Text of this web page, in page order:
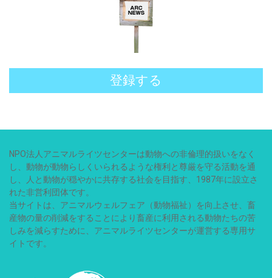
登録する
NPO法人アニマルライツセンターは動物への非倫理的扱いをなく
し、動物が動物らしくいられるような権利と尊厳を守る活動を通
し、人と動物が穏やかに共存する社会を目指す、1987年に設立さ
れた非営利団体です。
当サイトは、アニマルウェルフェア（動物福祉）を向上させ、畜
産物の量の削減をすることにより畜産に利用される動物たちの苦
しみを減らすために、アニマルライツセンターが運営する専用サ
イトです。